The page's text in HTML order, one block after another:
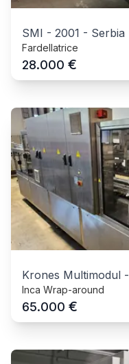
SMI - 2001 - Serbia
Fardellatrice
28.000 €
Krones Multimodul -
Inca Wrap-around
65.000 €